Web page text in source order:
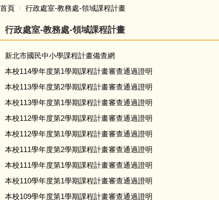
獎助學金
招生資訊
檔案下載
首頁 行政處室-教務處-領域課程計畫
行政處室-教務處-領域課程計畫
新北市國民中小學課程計畫備查網
本校114學年度第1學期課程計畫審查通過證明
本校113學年度第2學期課程計畫審查通過證明
本校113學年度第1學期課程計畫審查通過證明
本校112學年度第2學期課程計畫審查通過證明
本校112學年度第1學期課程計畫審查通過證明
本校111學年度第2學期課程計畫審查通過證明
本校111學年度第1學期課程計畫審查通過證明
本校110學年度第1學期課程計畫審查通過證明
本校109學年度第1學期課程計畫審查通過證明